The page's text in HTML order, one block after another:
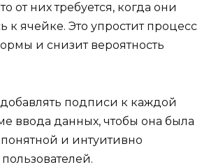
от них требуется, когда они
к ячейке. Это упростит процесс
и снизит вероятность
подписи к каждой
ввода данных, чтобы она была
и интуитивно